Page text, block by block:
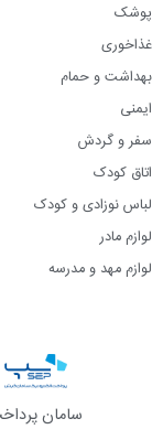
پوشک
غذاخوری
بهداشت و حمام
ایمنی
سفر و گردش
اتاق کودک
لباس نوزادی و کودک
لوازم مادر
لوازم مهد و مدرسه
سامان